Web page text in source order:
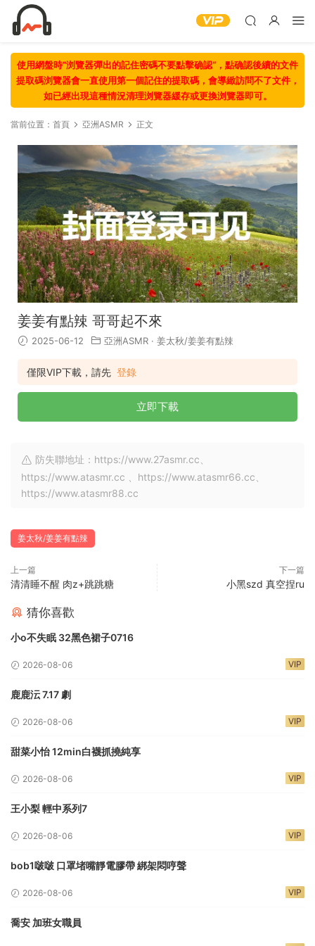
使用網盤時“浏覽器彈出的記住密碼不要點擊确認“，點确認後續的文件
提取碼浏覽器會一直使用第一個記住的提取碼，會導緻訪問不了文件，
如已經出現這種情況清理浏覽器緩存或更換浏覽器即可。
當前位置： 首頁 亞洲ASMR 正文
姜姜有點辣 哥哥起不來
2025-06-12 亞洲ASMR · 姜太秋/姜姜有點辣
僅限VIP下載，請先 登錄
立即下載
防失聯地址：https://www.27asmr.cc、
https://www.atasmr.cc 、https://www.atasmr66.cc、
https://www.atasmr88.cc
姜太秋/姜姜有點辣
上一篇
清清睡不醒 肉z+跳跳糖
下一篇
小黑szd 真空捏ru
猜你喜歡
小o不失眠 32黑色裙子0716
2026-08-06 VIP
鹿鹿沄 7.17 劇
2026-08-06 VIP
甜菜小怡 12min白襪抓撓純享
2026-08-06 VIP
王小梨 輕中系列7
2026-08-06 VIP
bob1啵啵 口罩堵嘴靜電膠帶 綁架悶哼聲
2026-08-06 VIP
喬安 加班女職員